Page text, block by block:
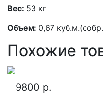
Вес: 53 кг
Объем: 0,67
Похожие
9800 р.